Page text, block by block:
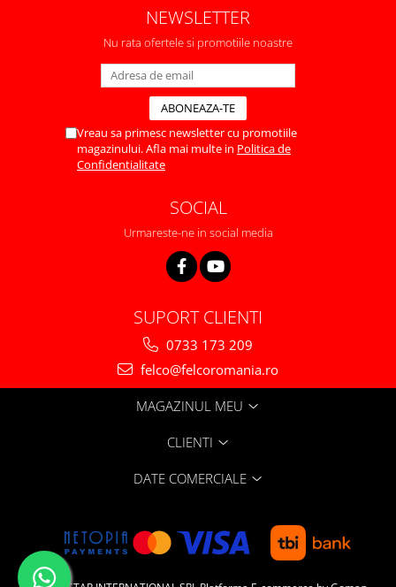
NEWSLETTER
Nu rata ofertele si promotiile noastre
Vreau sa primesc newsletter cu promotiile
magazinului. Afla mai multe in Politica de
Confidentialitate
SOCIAL
Urmareste-ne in social media
SUPORT CLIENTI
0733 173 209
felco@felcoromania.ro
MAGAZINUL MEU
CLIENTI
DATE COMERCIALE